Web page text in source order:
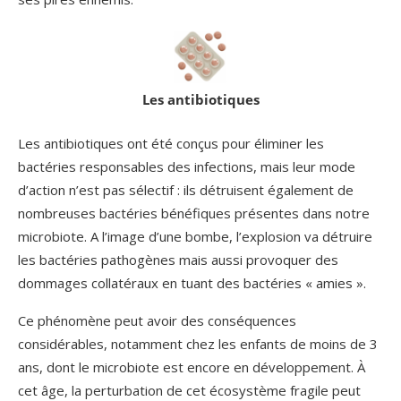
Les antibiotiques
Les antibiotiques ont été conçus pour éliminer les
bactéries responsables des infections, mais leur mode
d’action n’est pas sélectif : ils détruisent également de
nombreuses bactéries bénéfiques présentes dans notre
microbiote. A l’image d’une bombe, l’explosion va détruire
les bactéries pathogènes mais aussi provoquer des
dommages collatéraux en tuant des bactéries « amies ».
Ce phénomène peut avoir des conséquences
considérables, notamment chez les enfants de moins de 3
ans, dont le microbiote est encore en développement. À
cet âge, la perturbation de cet écosystème fragile peut